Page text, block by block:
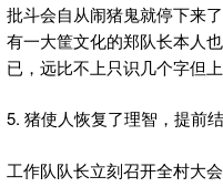
批斗会自从闹猪鬼就停下来
有一大筐文化的郑队长本人
已，远比不上只识几个字但
5. 猪使人恢复了理智，提前
工作队队长立刻召开全村大